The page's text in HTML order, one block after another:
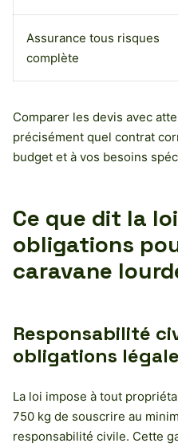
Assurance tous risques
complète
Comparer les devis avec
précisément quel contrat
budget et à vos besoins
Ce que dit la
obligations
caravane
Responsabilité
obligations
La loi impose à tout
750 kg de souscrire au
responsabilité civile. Cette